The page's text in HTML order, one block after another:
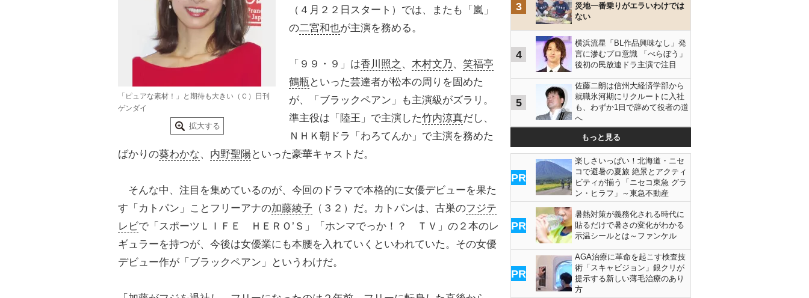
「ピュアな素材！」と期待も大きい（Ｃ）日刊
ゲンダイ
拡大する
（４月２２日スタート）では、またも「嵐」
の二宮和也が主演を務める。
「９９・９」は香川照之 、 木村文乃、 笑福亭
鶴瓶といった芸達者が松本の周りを固めた
が、「ブラックペアン」も主演級がズラリ。
準主役は「陸王」で主演した竹内涼真だし、
ＮＨＫ朝ドラ「わろてんか」で主演を務めた
ばかりの葵わかな、 内野聖陽といった豪華キャストだ。
そんな中、注目を集めているのが、今回のドラマで本格的に女優デビューを果た
す「カトパン」ことフリーアナの加藤綾子 （３２）だ。カトパンは、古巣のフジテ
レビで「スポーツＬＩＦＥ ＨＥＲＯ’Ｓ」「ホンマでっか！？ ＴＶ」の２本のレ
ギュラーを持つが、今後は女優業にも本腰を入れていくといわれていた。その女優
デビュー作が「ブラックペアン」というわけだ。
3
災地一番乗りがエラいわけでは
ない
4
横浜流星「BL作品興味なし」発
言に滲むプロ意識 「べらぼう」
後初の民放連ドラ主演で注目
5
佐藤二朗は信州大経済学部から
就職氷河期にリクルートに入社
も、わずか1日で辞めて役者の道
へ
もっと見る
PR
楽しさいっぱい！北海道・ニセ
コで避暑の夏旅 絶景とアクティ
ビティが揃う「ニセコ東急 グラ
ン・ヒラフ」～東急不動産
PR
暑熱対策が義務化される時代に
貼るだけで暑さの変化がわかる
示温シールとは～ファンケル
PR
AGA治療に革命を起こす検査技
術「スキャビジョン」銀クリが
提示する新しい薄毛治療のあり
方